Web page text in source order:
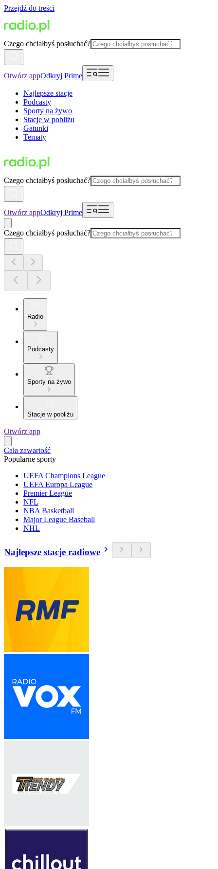
Przejdź do treści
Czego chciałbyś posłuchać?
Otwórz appOdkryj Prime
Najlepsze stacje
Podcasty
Sporty na żywo
Stacje w pobliżu
Gatunki
Tematy
Czego chciałbyś posłuchać?
Otwórz appOdkryj Prime
Czego chciałbyś posłuchać?
Radio
Podcasty
Sporty na żywo
Stacje w pobliżu
Otwórz app
Cała zawartość
Popularne sporty
UEFA Champions League
UEFA Europa League
Premier League
NFL
NBA Basketball
Major League Baseball
NHL
Najlepsze stacje radiowe